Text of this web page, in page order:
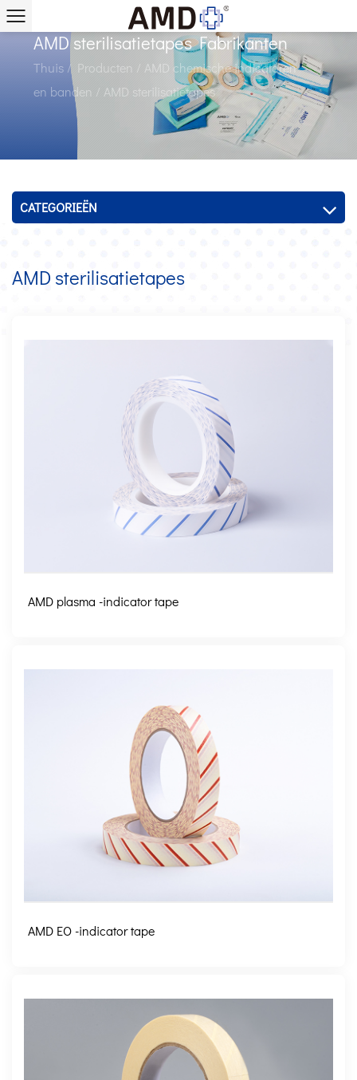
AMD sterilisatietapes Fabrikanten
Thuis / Producten / AMD chemische indicatoren
en banden / AMD sterilisatietapes
CATEGORIEËN
AMD sterilisatietapes
AMD plasma -indicator tape
AMD EO -indicator tape